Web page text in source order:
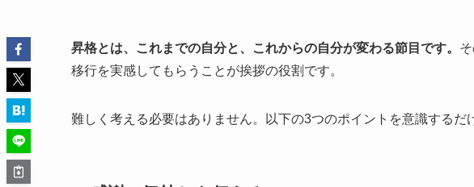
昇格とは、これまでの自分と、これからの自分が変わる節目です。
移行を実感してもらうことが挨拶の役割です。
難しく考える必要はありません。以下の3つのポイントを意識するだ